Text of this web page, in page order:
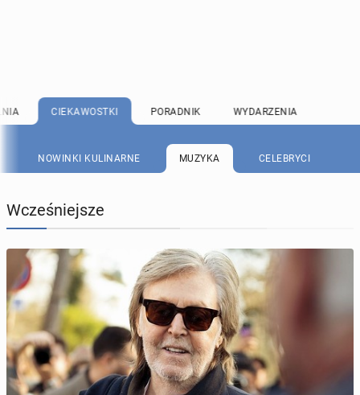
CIEKAWOSTKI PORADNIK WYDARZENIA
NOWINKI KULINARNE MUZYKA CELEBRYCI
Wcześniejsze